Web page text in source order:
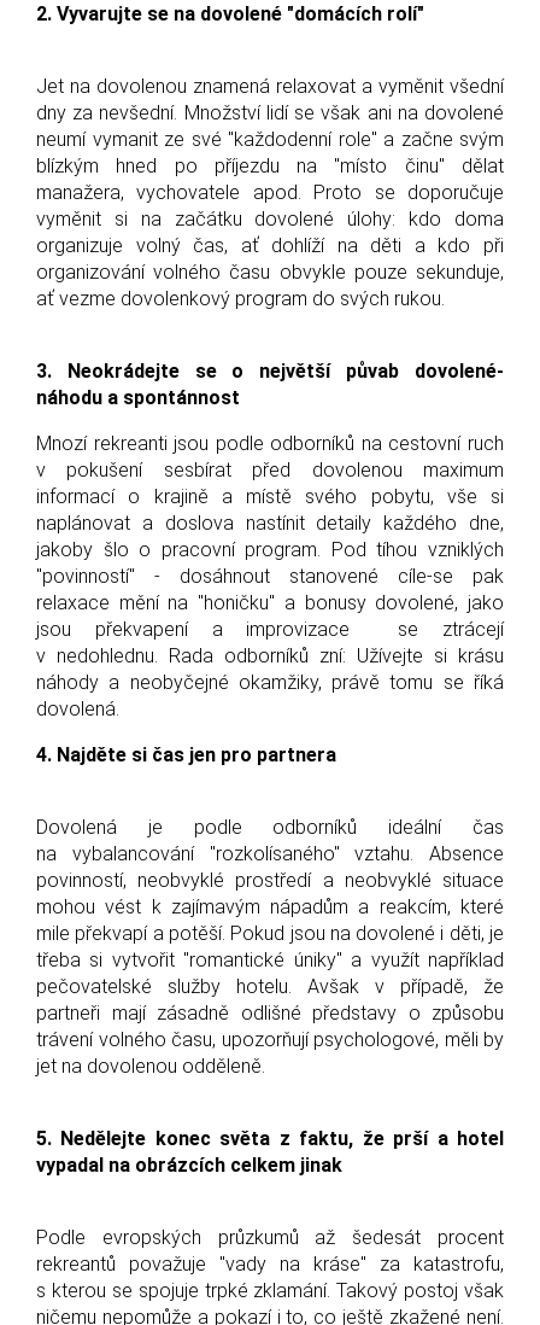
2. Vyvarujte se na dovolené "domácích rolí"
Jet na dovolenou znamená relaxovat a vyměnit všední
dny za nevšední. Množství lidí se však ani na dovolené
neumí vymanit ze své "každodenní role" a začne svým
blízkým hned po příjezdu na "místo činu" dělat
manažera, vychovatele apod. Proto se doporučuje
vyměnit si na začátku dovolené úlohy: kdo doma
organizuje volný čas, ať dohlíží na děti a kdo při
organizování volného času obvykle pouze sekunduje,
ať vezme dovolenkový program do svých rukou.
3. Neokrádejte se o největší půvab dovolené-
náhodu a spontánnost
Mnozí rekreanti jsou podle odborníků na cestovní ruch
v pokušení sesbírat před dovolenou maximum
informací o krajině a místě svého pobytu, vše si
naplánovat a doslova nastínit detaily každého dne,
jakoby šlo o pracovní program. Pod tíhou vzniklých
"povinností" - dosáhnout stanovené cíle-se pak
relaxace mění na "honičku" a bonusy dovolené, jako
jsou překvapení a improvizace se ztrácejí
v nedohlednu. Rada odborníků zní: Užívejte si krásu
náhody a neobyčejné okamžiky, právě tomu se říká
dovolená.
4. Najděte si čas jen pro partnera
Dovolená je podle odborníků ideální čas
na vybalancování "rozkolísaného" vztahu. Absence
povinností, neobvyklé prostředí a neobvyklé situace
mohou vést k zajímavým nápadům a reakcím, které
mile překvapí a potěší. Pokud jsou na dovolené i děti, je
třeba si vytvořit "romantické úniky" a využít například
pečovatelské služby hotelu. Avšak v případě, že
partneři mají zásadně odlišné představy o způsobu
trávení volného času, upozorňují psychologové, měli by
jet na dovolenou odděleně.
5. Nedělejte konec světa z faktu, že prší a hotel
vypadal na obrázcích celkem jinak
Podle evropských průzkumů až šedesát procent
rekreantů považuje "vady na kráse" za katastrofu,
s kterou se spojuje trpké zklamání. Takový postoj však
ničemu nepomůže a pokazí i to, co ještě zkažené není.